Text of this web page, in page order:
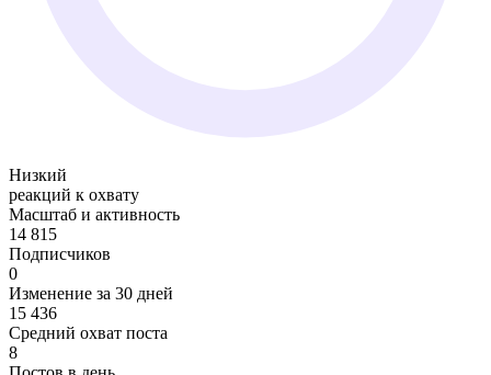
Низкий
реакций к охвату
Масштаб и активность
14 815
Подписчиков
0
Изменение за 30 дней
15 436
Средний охват поста
8